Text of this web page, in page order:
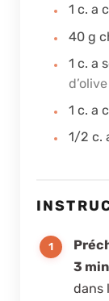
1 c. a
40 g
1 c. a
1 c. a
1/2 c.
3
dans